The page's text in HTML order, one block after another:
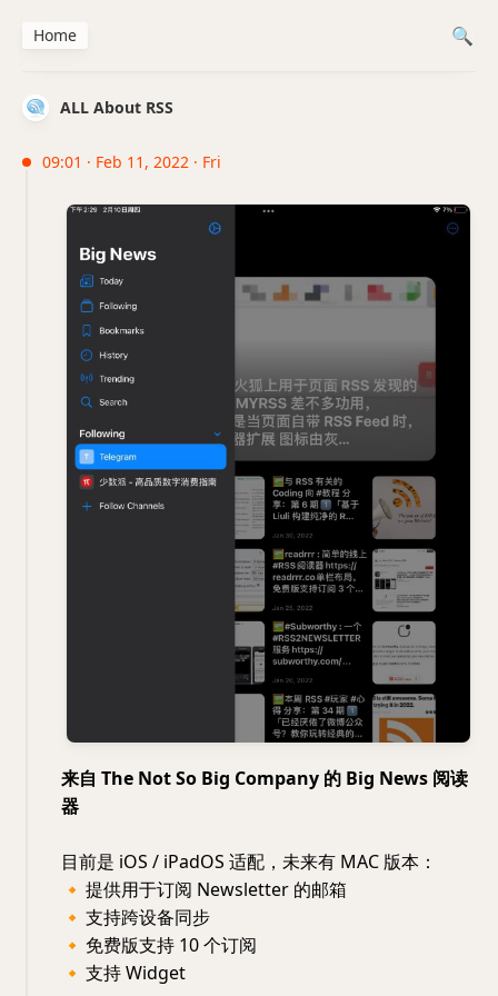
ALL About RSS
09:01 · Feb 11, 2022 · Fri
来自 The Not So Big Company 的 Big News 阅读
器
目前是 iOS / iPadOS 适配，未来有 MAC 版本：
🔸 提供用于订阅 Newsletter 的邮箱
🔸 支持跨设备同步
🔸 免费版支持 10 个订阅
🔸 支持 Widget
Home